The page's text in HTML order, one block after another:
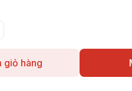
giỏ hàng